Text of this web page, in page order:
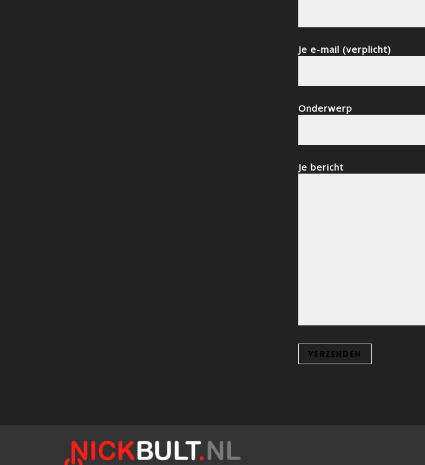
Je e-mail (verplicht)
Onderwerp
Je bericht